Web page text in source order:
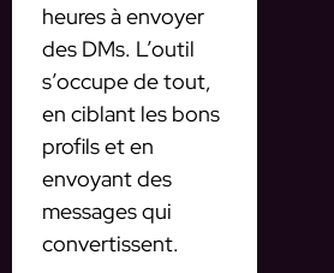
heures à envoyer
des DMs. L’outil
s’occupe de tout,
en ciblant les bons
profils et en
envoyant des
messages qui
convertissent.